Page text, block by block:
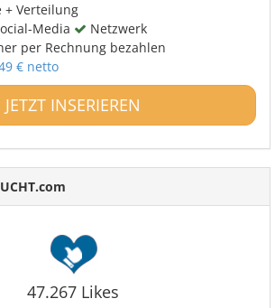
+ Verteilung
Media
Netzwerk
per Rechnung bezahlen
€ netto
JETZT INSERIEREN
47.267 Likes